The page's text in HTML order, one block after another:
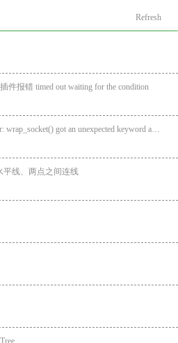
Refresh
件报错 timed out waiting for the condition
平线、两点之间连线